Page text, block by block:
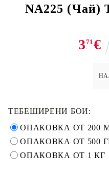
NA225 (Чай)
371 €
ТЕБЕШИРЕНИ БОИ:
ОПАКОВКА ОТ 200
ОПАКОВКА ОТ 500
ОПАКОВКА ОТ 1 КГ